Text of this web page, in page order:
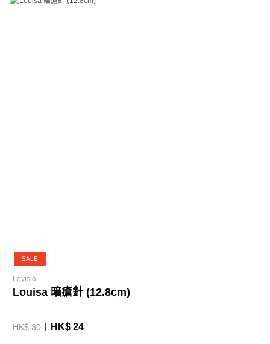
SALE
Lovisia
Louisa 暗瘡針 (12.8cm)
HK$ 30 HK$ 24